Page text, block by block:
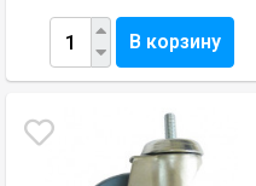
В корзину